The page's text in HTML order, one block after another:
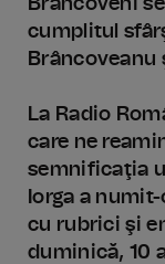
Brâncoveni
cumplitul
Brâncoveanu
La Radio
care ne
semnificaţia
Iorga a
cu rubrici şi
duminică, 10